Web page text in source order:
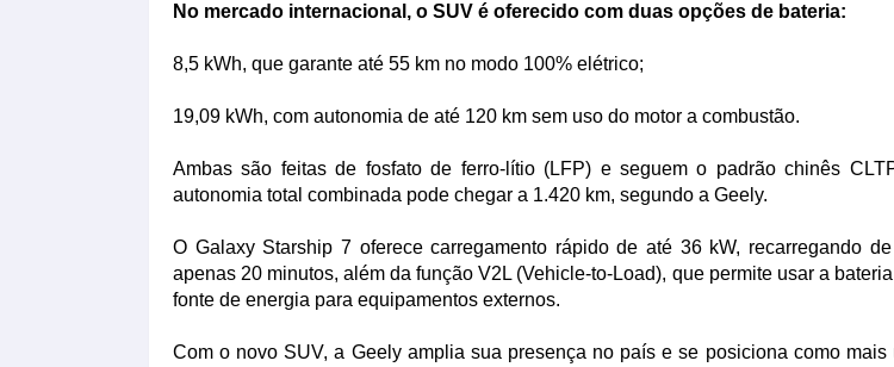
No mercado internacional, o SUV é oferecido com duas opções de bateria:
8,5 kWh, que garante até 55 km no modo 100% elétrico;
19,09 kWh, com autonomia de até 120 km sem uso do motor a combustão.
Ambas são feitas de fosfato de ferro-lítio (LFP) e seguem o padrão chinês
autonomia total combinada pode chegar a 1.420 km, segundo a Geely.
O Galaxy Starship 7 oferece carregamento rápido de até 36 kW, recarregando
apenas 20 minutos, além da função V2L (Vehicle-to-Load), que permite usar a
fonte de energia para equipamentos externos.
Com o novo SUV, a Geely amplia sua presença no país e se posiciona como mais